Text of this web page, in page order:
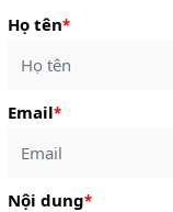
Họ tên*
Email*
Nội dung*